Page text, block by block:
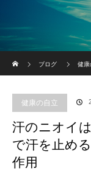
ブログ
健康
健康の自立
汗のニオイ
で汗を止め
作用